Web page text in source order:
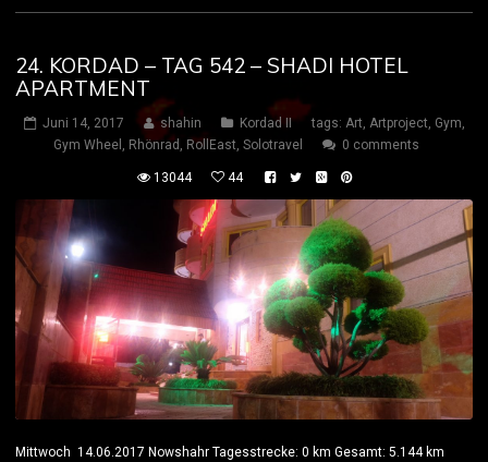
24. KORDAD – TAG 542 – SHADI HOTEL
APARTMENT
Juni 14, 2017 shahin Kordad II tags: Art, Artproject, Gym,
Gym Wheel , Rhönrad , RollEast, Solotravel 0 comments
13044 44
Mittwoch 14.06.2017 Nowshahr Tagesstrecke: 0 km Gesamt: 5.144 km